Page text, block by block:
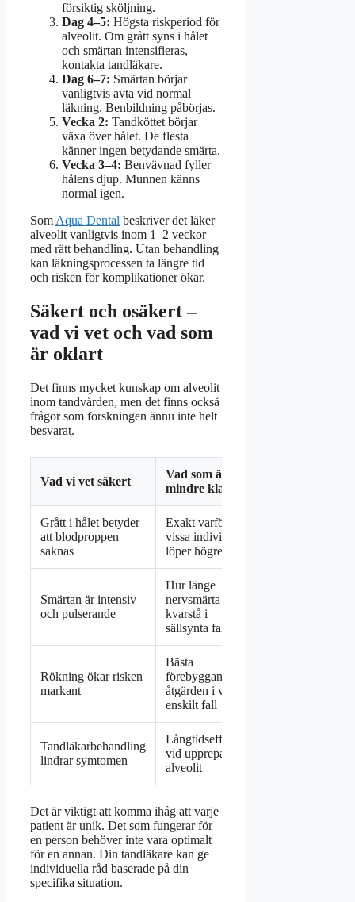
försiktig sköljning.
Dag 4–5: Högsta riskperiod för
alveolit. Om grått syns i hålet
och smärtan intensifieras,
kontakta tandläkare.
Dag 6–7: Smärtan börjar
vanligtvis avta vid normal
läkning. Benbildning påbörjas.
Vecka 2: Tandköttet börjar
växa över hålet. De flesta
känner ingen betydande smärta.
Vecka 3–4: Benvävnad fyller
hålens djup. Munnen känns
normal igen.
Som Aqua Dental beskriver det läker
alveolit vanligtvis inom 1–2 veckor
med rätt behandling. Utan behandling
kan läkningsprocessen ta längre tid
och risken för komplikationer ökar.
Säkert och osäkert –
vad vi vet och vad som
är oklart
Det finns mycket kunskap om alveolit
inom tandvården, men det finns också
frågor som forskningen ännu inte helt
besvarat.
Vad vi vet säkert
Vad som är
mindre klart
Grått i hålet betyder
att blodproppen
saknas
Exakt varför
vissa individer
löper högre risk
Smärtan är intensiv
och pulserande
Hur länge
nervsmärta kan
kvarstå i
sällsynta fall
Rökning ökar risken
markant
Bästa
förebyggande
åtgärden i varje
enskilt fall
Tandläkarbehandling
lindrar symtomen
Långtidseffekter
vid upprepad
alveolit
Det är viktigt att komma ihåg att varje
patient är unik. Det som fungerar för
en person behöver inte vara optimalt
för en annan. Din tandläkare kan ge
individuella råd baserade på din
specifika situation.